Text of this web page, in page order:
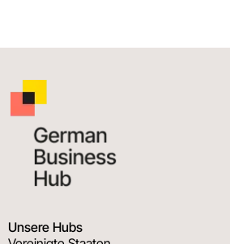
Unsere Hubs